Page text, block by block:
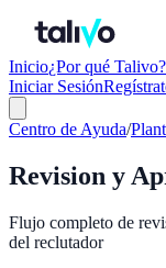
Inicio¿Por qué Talivo?
Iniciar Sesión
Centro de Ayuda/
Revision y
Flujo completo de
del reclutador